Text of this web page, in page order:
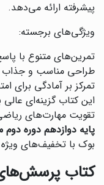
پیشرفته ارائه می‌دهد.
ویژگی‌های برجسته:
تمرین‌های متنوع با
طراحی مناسب و جذاب
تمرکز بر آمادگی برای
این کتاب گزینه‌ای
تقویت مهارت‌های
پایه دوازدهم دوره
بوک با تخفیف‌های ویژه
کتاب پرسش‌های